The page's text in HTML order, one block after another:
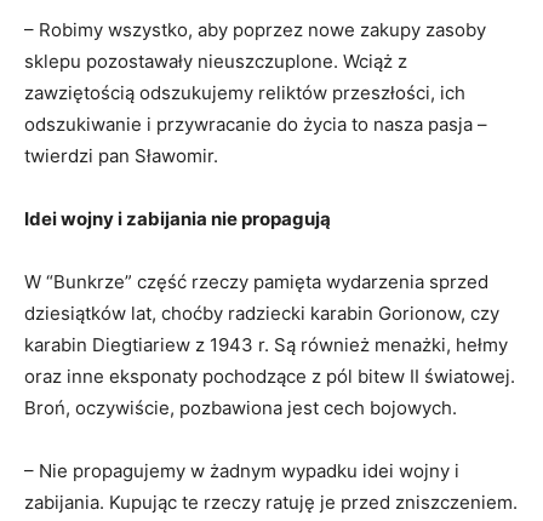
– Robimy wszystko, aby poprzez nowe zakupy zasoby
sklepu pozostawały nieuszczuplone. Wciąż z
zawziętością odszukujemy reliktów przeszłości, ich
odszukiwanie i przywracanie do życia to nasza pasja –
twierdzi pan Sławomir.
Idei wojny i zabijania nie propagują
W “Bunkrze” część rzeczy pamięta wydarzenia sprzed
dziesiątków lat, choćby radziecki karabin Gorionow, czy
karabin Diegtiariew z 1943 r. Są również menażki, hełmy
oraz inne eksponaty pochodzące z pól bitew II światowej.
Broń, oczywiście, pozbawiona jest cech bojowych.
– Nie propagujemy w żadnym wypadku idei wojny i
zabijania. Kupując te rzeczy ratuję je przed zniszczeniem.